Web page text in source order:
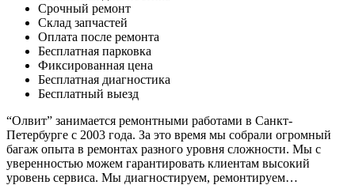
Срочный ремонт
Cклад запчастей
Оплата после ремонта
Бесплатная парковка
Фиксированная цена
Бесплатная диагностика
Бесплатный выезд
“Олвит” занимается ремонтными работами в Санкт-
Петербурге с 2003 года. За это время мы собрали огромный
багаж опыта в ремонтах разного уровня сложности. Мы с
уверенностью можем гарантировать клиентам высокий
уровень сервиса. Мы диагностируем, ремонтируем…